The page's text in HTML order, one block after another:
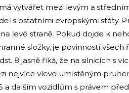
vytvářet mezi levým a
s ostatními evropskými státy.
levé straně. Pokud dojde k
složky, je povinností
8 jasně říká, že na silnicích s
nejvíce vlevo umístěným
a dalším vozidlům s právem